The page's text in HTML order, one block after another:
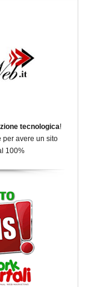
tecnologica!
per avere un sito
100%